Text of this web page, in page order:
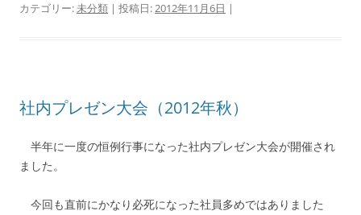
カテゴリー:未分類 | 投稿日:2012年11月6日 |
社内プレゼン大会（2012年秋）
半年に一度の恒例行事になった社内プレゼン大会が開催され
ました。
今回も直前にかなり必死になった社員多めではありました